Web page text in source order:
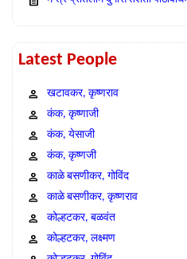
Latest People
खटावकर, कृष्णराव
कंक, कृष्णाजी
कंक, येसाजी
कंक, कृष्णजी
काळे बसणीकर, गोविंद
काळे बसणीकर, कृष्णराव
कोल्हटकर, बळवंत
कोल्हटकर, लक्ष्मण